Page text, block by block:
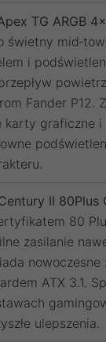
TG ARGB
świetny
i
Fander P12.
karty graficzne i
II 80Plus
80
zasilanie
nowoczesne
ATX 3.1.
ulepszenia.